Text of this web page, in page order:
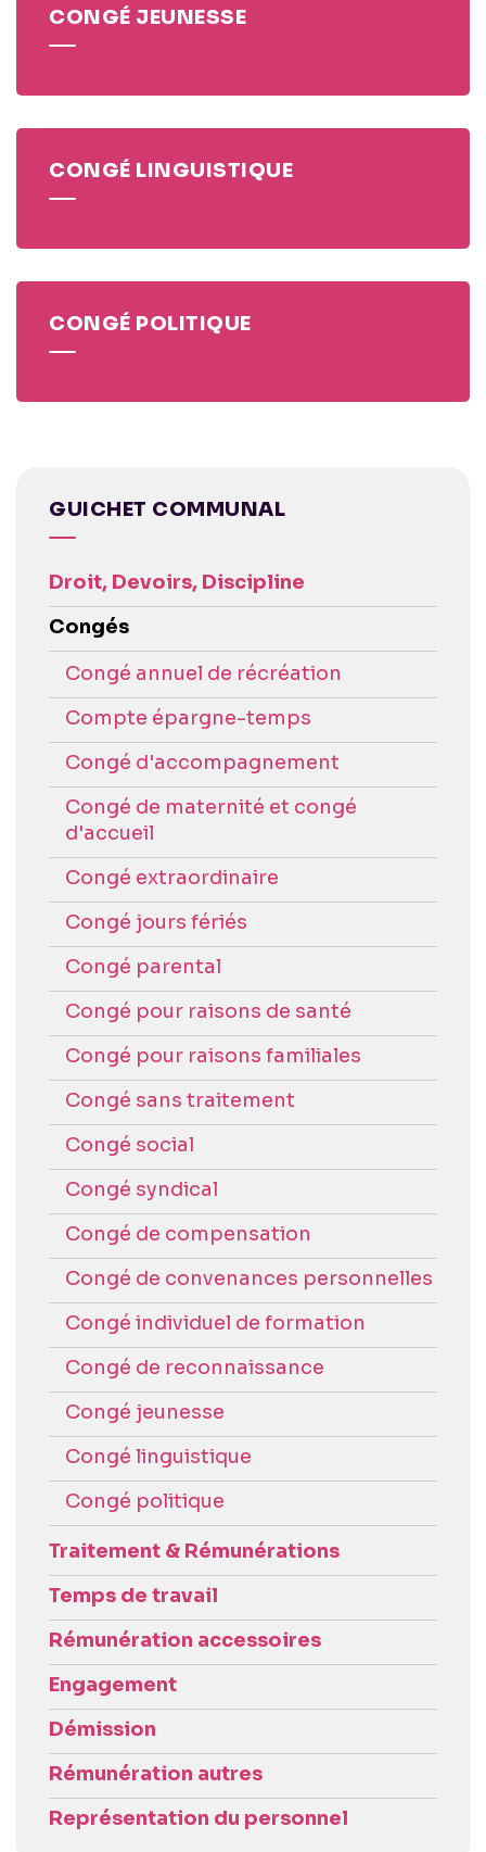
CONGÉ JEUNESSE
CONGÉ LINGUISTIQUE
CONGÉ POLITIQUE
GUICHET COMMUNAL
Droit, Devoirs, Discipline
Congés
Congé annuel de récréation
Compte épargne-temps
Congé d'accompagnement
Congé de maternité et congé
d'accueil
Congé extraordinaire
Congé jours fériés
Congé parental
Congé pour raisons de santé
Congé pour raisons familiales
Congé sans traitement
Congé social
Congé syndical
Congé de compensation
Congé de convenances personnelles
Congé individuel de formation
Congé de reconnaissance
Congé jeunesse
Congé linguistique
Congé politique
Traitement & Rémunérations
Temps de travail
Rémunération accessoires
Engagement
Démission
Rémunération autres
Représentation du personnel